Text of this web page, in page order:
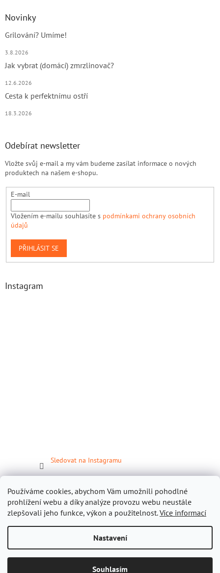
Používáme cookies, abychom Vám umožnili pohodlné
prohlížení webu a díky analýze provozu webu neustále
zlepšovali jeho funkce, výkon a použitelnost.Více informací
Nastavení
Souhlasím
Novinky
Grilování? Umíme!
3.8.2026
Jak vybrat (domácí) zmrzlinovač?
12.6.2026
Cesta k perfektnímu ostří
18.3.2026
Odebírat newsletter
Vložte svůj e-mail a my vám budeme zasílat informace o nových
produktech na našem e-shopu.
E-mail
Vložením e-mailu souhlasíte s podmínkami ochrany osobních
údajů
PŘIHLÁSIT SE
Instagram
Sledovat na Instagramu
Facebook
Vytvořil Shoptet
Gastropomůcky.cz. Všechna práva vyhrazena.